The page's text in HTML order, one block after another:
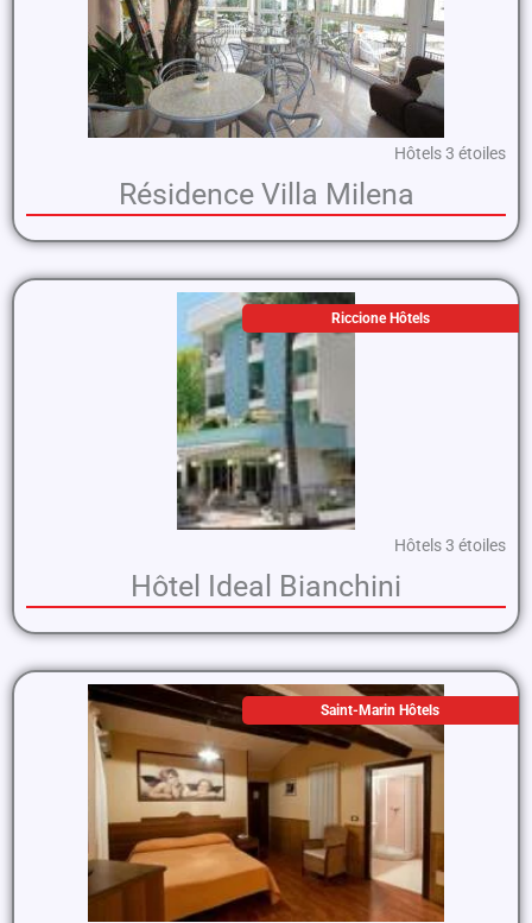
Hôtels 3 étoiles
Résidence Villa Milena
Riccione Hôtels
Hôtels 3 étoiles
Hôtel Ideal Bianchini
Saint-Marin Hôtels